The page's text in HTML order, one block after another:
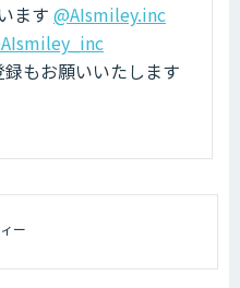
ます @AIsmiley.inc
もお願いいたします
ー